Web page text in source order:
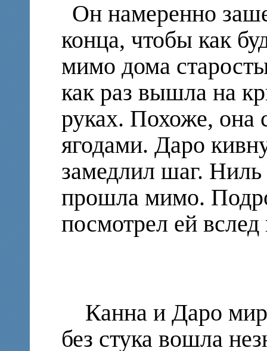
Он намеренно
конца, чтобы как
мимо дома
как раз вышла на
руках. Похоже, она
ягодами. Даро
замедлил шаг.
прошла мимо.
посмотрел ей
Канна и Даро
без стука вошла